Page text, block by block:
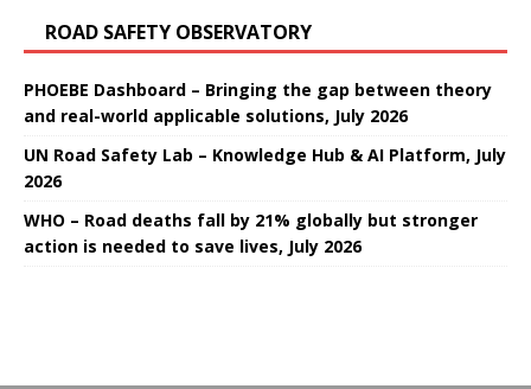
ROAD SAFETY OBSERVATORY
PHOEBE Dashboard – Bringing the gap between theory
and real-world applicable solutions, July 2026
UN Road Safety Lab – Knowledge Hub & AI Platform, July
2026
WHO – Road deaths fall by 21% globally but stronger
action is needed to save lives, July 2026